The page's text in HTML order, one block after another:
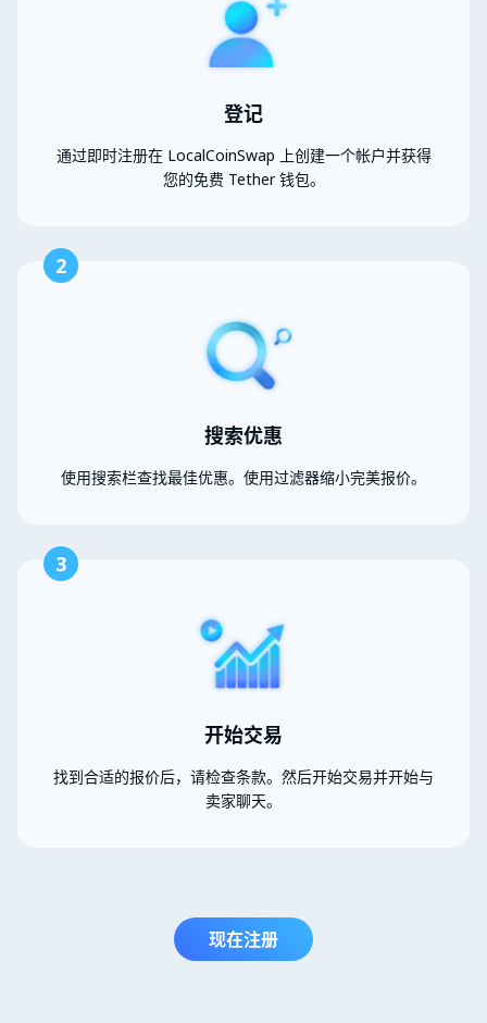
登记
通过即时注册在 LocalCoinSwap 上创建一个帐户并获得
您的免费 Tether 钱包。
2
搜索优惠
使用搜索栏查找最佳优惠。使用过滤器缩小完美报价。
3
开始交易
找到合适的报价后，请检查条款。然后开始交易并开始与
卖家聊天。
现在注册